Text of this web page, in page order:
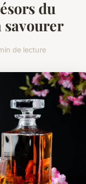
du
savourer
de lecture